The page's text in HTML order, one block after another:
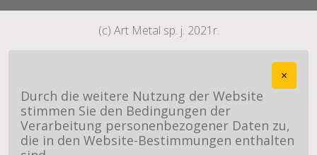
(c) Art Metal sp. j. 2021r.
×
Durch die weitere Nutzung der Website
stimmen Sie den Bedingungen der
Verarbeitung personenbezogener Daten zu,
die in den Website-Bestimmungen enthalten